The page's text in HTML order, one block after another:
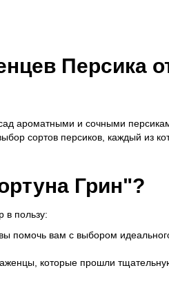
Персика
сад ароматными и сочными
сортов персиков, каждый из
Грин"?
в пользу:
помочь вам с выбором
которые прошли